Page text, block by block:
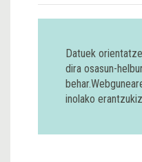
Datuek
dira osasun-
inolako